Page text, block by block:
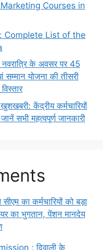
Courses in
Complete List of the
के अवसर पर 45
योजना की तीसरी
केंद्रीय कर्मचारियों
सभी महत्वपूर्ण जानकारी
का कर्मचारियों को बड़ा
का भुगतान, पेंशन मानदेय
: दिवाली के